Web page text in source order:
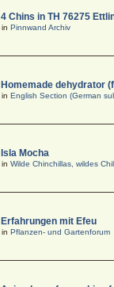
4 Chins in TH 76275
in Pinnwand Archiv
Homemade dehydrator
in English Section (German
Isla Mocha
in Wilde Chinchillas, wildes
Erfahrungen mit Efeu
in Pflanzen- und Gartenforum